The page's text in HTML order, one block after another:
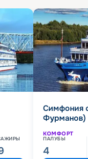
Симфония
Фурманов)
КОМФОРТ
ПАЛУБЫ
4